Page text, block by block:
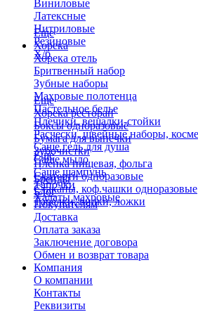
Виниловые
Латексные
Нитриловые
Резиновые
Х/б
Еще
Хорека
Хорека отель
Бритвенный набор
Зубные наборы
Махровые полотенца
Пастельное белье
Плечики, вешалки-стойки
Расчески, швейные наборы,
Саше гель для душа
Саше мыло
Саше шампунь
Тапочки
Халаты махровые
Еще
Хорека ресторан
Боксы одноразовые
Бумага для выпечки
Зубочистки
Пленка пищевая, фольга
Скатерти одноразовые
Стаканы, коф.чашки одноразовые
Тарелки, вилки, ложки
Еще
Бренды
Блог
Покупателям
Доставка
Оплата заказа
Заключение договора
Обмен и возврат товара
Компания
О компании
Контакты
Реквизиты